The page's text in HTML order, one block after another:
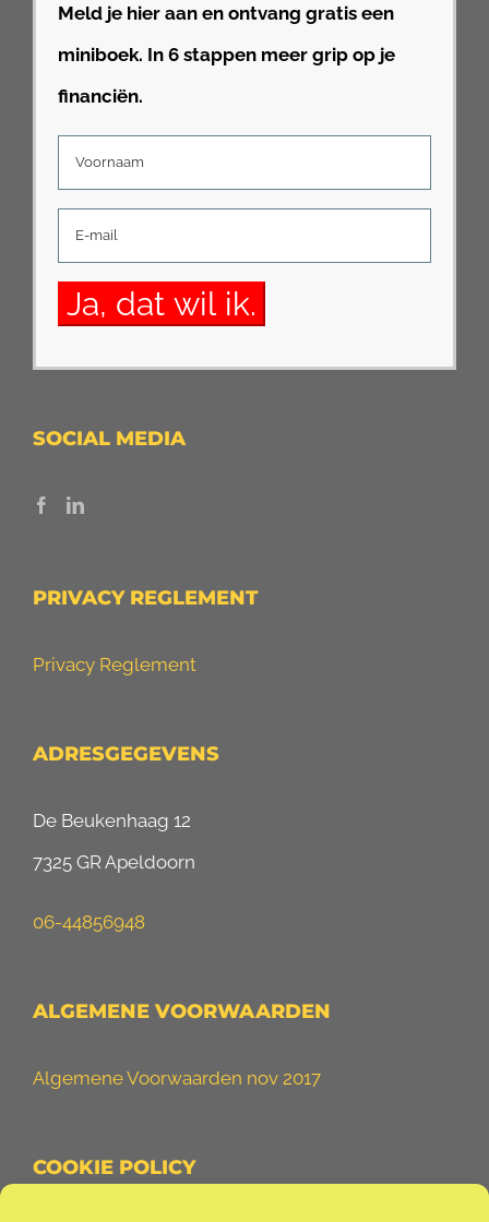
Meld je hier aan en ontvang gratis een
miniboek. In 6 stappen meer grip op je
financiën.
SOCIAL MEDIA
PRIVACY REGLEMENT
Privacy Reglement
ADRESGEGEVENS
De Beukenhaag 12
7325 GR Apeldoorn
06-44856948
ALGEMENE VOORWAARDEN
Algemene Voorwaarden nov 2017
COOKIE POLICY